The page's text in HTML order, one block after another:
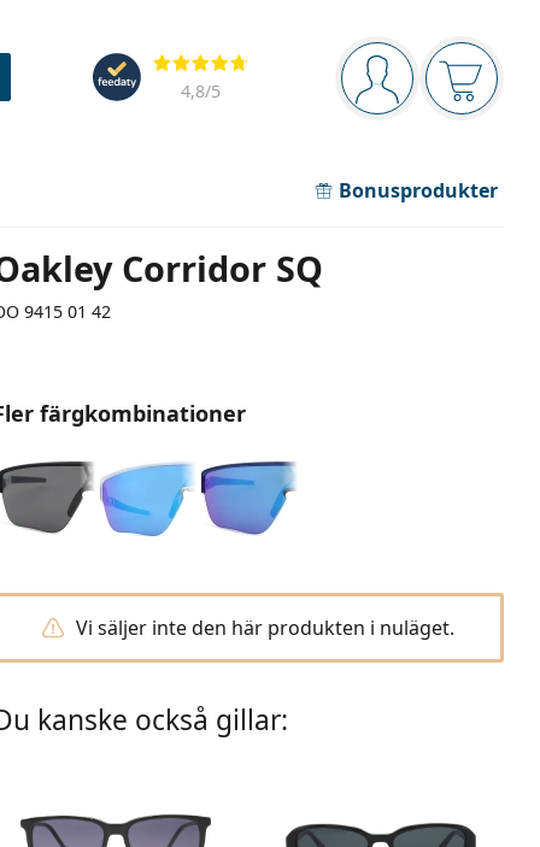
Navigeringsmeny
Du är inloggad
Recensioner
4,8/5
Bonusprodukter
Corridor SQ
9415 01 42
färgkombinationer
Vi säljer inte den här produkten i nuläget.
kanske också gillar: